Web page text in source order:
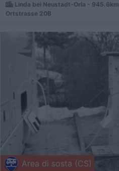
Linda bei Neustadt-Orla - 945.6km
Ortstrasse 20B
Area di sosta (CS)